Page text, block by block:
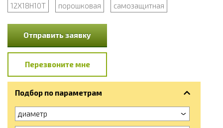
12Х18Н10Т
порошковая самозащитная
Отправить заявку
Перезвоните мне
Подбор по параметрам
диаметр